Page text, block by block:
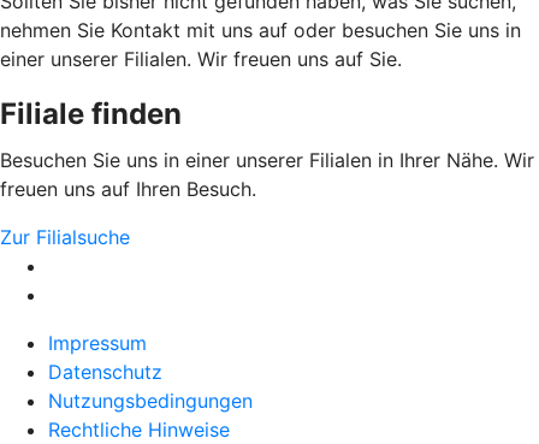
nehmen Sie Kontakt mit uns auf oder besuchen Sie uns in
einer unserer Filialen. Wir freuen uns auf Sie.
Filiale finden
Besuchen Sie uns in einer unserer Filialen in Ihrer Nähe. Wir
freuen uns auf Ihren Besuch.
Zur Filialsuche
Impressum
Datenschutz
Nutzungsbedingungen
Rechtliche Hinweise